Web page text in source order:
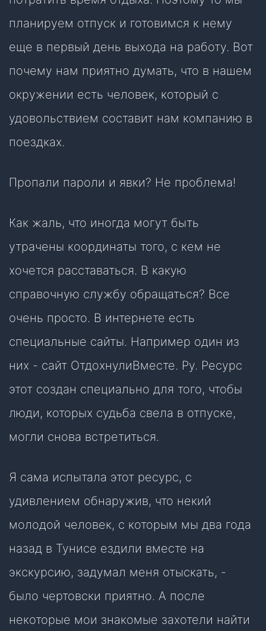
планируем отпуск и готовимся к нему
еще в первый день выхода на работу. Вот
почему нам приятно думать, что в нашем
окружении есть человек, который с
удовольствием составит нам компанию в
поездках.
Пропали пароли и явки? Не проблема!
Как жаль, что иногда могут быть
утрачены координаты того, с кем не
хочется расставаться. В какую
справочную службу обращаться? Все
очень просто. В интернете есть
специальные сайты. Например один из
них - сайт ОтдохнулиВместе. Ру. Ресурс
этот создан специально для того, чтобы
люди, которых судьба свела в отпуске,
могли снова встретиться.
Я сама испытала этот ресурс, с
удивлением обнаружив, что некий
молодой человек, с которым мы два года
назад в Тунисе ездили вместе на
экскурсию, задумал меня отыскать, -
было чертовски приятно. А после
некоторые мои знакомые захотели найти